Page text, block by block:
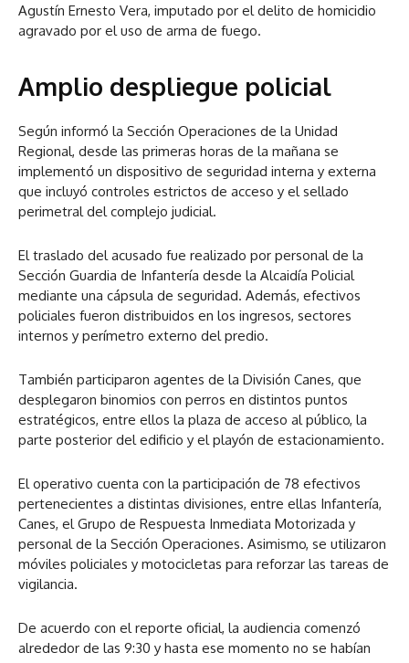
Agustín Ernesto Vera, imputado por el delito de homicidio
agravado por el uso de arma de fuego.
Amplio despliegue policial
Según informó la Sección Operaciones de la Unidad
Regional, desde las primeras horas de la mañana se
implementó un dispositivo de seguridad interna y externa
que incluyó controles estrictos de acceso y el sellado
perimetral del complejo judicial.
El traslado del acusado fue realizado por personal de la
Sección Guardia de Infantería desde la Alcaidía Policial
mediante una cápsula de seguridad. Además, efectivos
policiales fueron distribuidos en los ingresos, sectores
internos y perímetro externo del predio.
También participaron agentes de la División Canes, que
desplegaron binomios con perros en distintos puntos
estratégicos, entre ellos la plaza de acceso al público, la
parte posterior del edificio y el playón de estacionamiento.
El operativo cuenta con la participación de 78 efectivos
pertenecientes a distintas divisiones, entre ellas Infantería,
Canes, el Grupo de Respuesta Inmediata Motorizada y
personal de la Sección Operaciones. Asimismo, se utilizaron
móviles policiales y motocicletas para reforzar las tareas de
vigilancia.
De acuerdo con el reporte oficial, la audiencia comenzó
alrededor de las 9:30 y hasta ese momento no se habían